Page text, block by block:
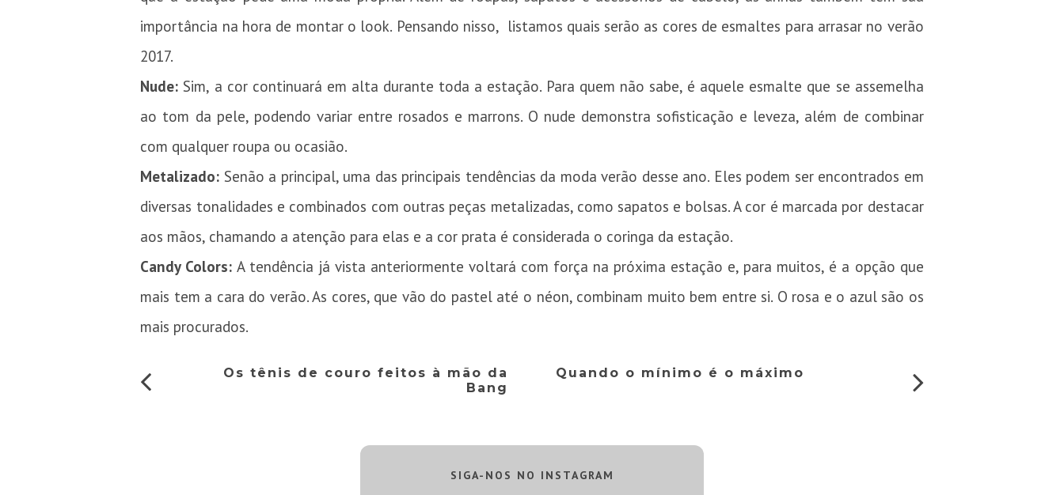
importância na hora de montar o look. Pensando nisso, listamos quais serão as cores de esmaltes para arrasar no verão
2017.
Nude: Sim, a cor continuará em alta durante toda a estação. Para quem não sabe, é aquele esmalte que se assemelha
ao tom da pele, podendo variar entre rosados e marrons. O nude demonstra sofisticação e leveza, além de combinar
com qualquer roupa ou ocasião.
Metalizado: Senão a principal, uma das principais tendências da moda verão desse ano. Eles podem ser encontrados em
diversas tonalidades e combinados com outras peças metalizadas, como sapatos e bolsas. A cor é marcada por destacar
aos mãos, chamando a atenção para elas e a cor prata é considerada o coringa da estação.
Candy Colors: A tendência já vista anteriormente voltará com força na próxima estação e, para muitos, é a opção que
mais tem a cara do verão. As cores, que vão do pastel até o néon, combinam muito bem entre si. O rosa e o azul são os
mais procurados.
Os tênis de couro feitos à mão da
Bang
Quando o mínimo é o máximo
SIGA-NOS NO INSTAGRAM